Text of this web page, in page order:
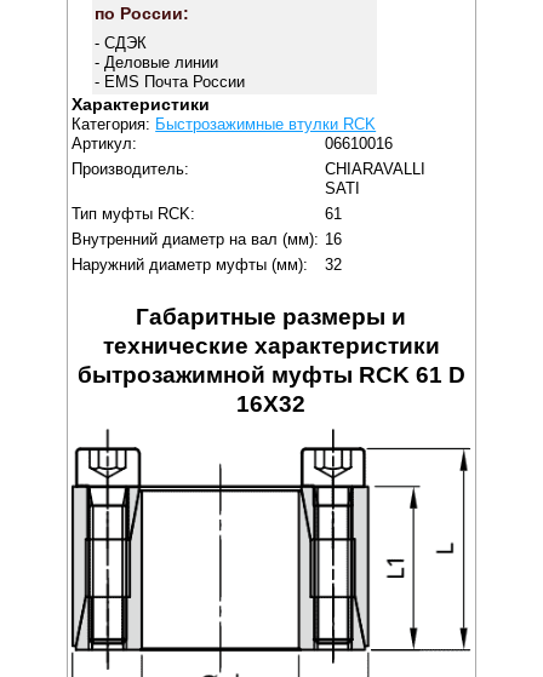
по России:
- СДЭК
- Деловые линии
- EMS Почта России
Характеристики
Категория: Быстрозажимные втулки RCK
Артикул:
06610016
Производитель:
CHIARAVALLI
SATI
Тип муфты RCK:
61
Внутренний диаметр на вал (мм): 16
Наружний диаметр муфты (мм):
32
Габаритные размеры и
технические характеристики
бытрозажимной муфты RCK 61 D
16X32